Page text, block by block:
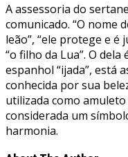
A assessoria do
comunicado. “O nome
leão”, “ele protege e é
“o filho da Lua”. O
espanhol “ijada”, está
conhecida por sua
utilizada como
considerada um
harmonia.